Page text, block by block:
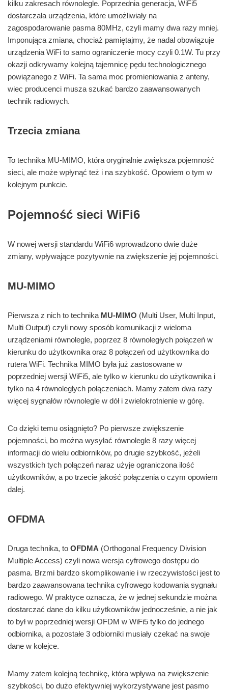
kilku zakresach równolegle. Poprzednia generacja, WiFi5
dostarczała urządzenia, które umożliwiały na
zagospodarowanie pasma 80MHz, czyli mamy dwa razy mniej.
Imponująca zmiana, chociaż pamiętajmy, że nadal obowiązuje
urządzenia WiFi to samo ograniczenie mocy czyli 0.1W. Tu przy
okazji odkrywamy kolejną tajemnicę pędu technologicznego
powiązanego z WiFi. Ta sama moc promieniowania z anteny,
wiec producenci musza szukać bardzo zaawansowanych
technik radiowych.
Trzecia zmiana
To technika MU-MIMO, która oryginalnie zwiększa pojemność
sieci, ale może wpłynąć też i na szybkość. Opowiem o tym w
kolejnym punkcie.
Pojemność sieci WiFi6
W nowej wersji standardu WiFi6 wprowadzono dwie duże
zmiany, wpływające pozytywnie na zwiększenie jej pojemności.
MU-MIMO
Pierwsza z nich to technika MU-MIMO (Multi User, Multi Input,
Multi Output) czyli nowy sposób komunikacji z wieloma
urządzeniami równolegle, poprzez 8 równoległych połączeń w
kierunku do użytkownika oraz 8 połączeń od użytkownika do
rutera WiFi. Technika MIMO była już zastosowane w
poprzedniej wersji WiFi5, ale tylko w kierunku do użytkownika i
tylko na 4 równoległych połączeniach. Mamy zatem dwa razy
więcej sygnałów równolegle w dół i zwielokrotnienie w górę.
Co dzięki temu osiągnięto? Po pierwsze zwiększenie
pojemności, bo można wysyłać równolegle 8 razy więcej
informacji do wielu odbiorników, po drugie szybkość, jeżeli
wszystkich tych połączeń naraz użyje ograniczona ilość
użytkowników, a po trzecie jakość połączenia o czym opowiem
dalej.
OFDMA
Druga technika, to OFDMA (Orthogonal Frequency Division
Multiple Access) czyli nowa wersja cyfrowego dostępu do
pasma. Brzmi bardzo skomplikowanie i w rzeczywistości jest to
bardzo zaawansowana technika cyfrowego kodowania sygnału
radiowego. W praktyce oznacza, że w jednej sekundzie można
dostarczać dane do kilku użytkowników jednocześnie, a nie jak
to był w poprzedniej wersji OFDM w WiFi5 tylko do jednego
odbiornika, a pozostałe 3 odbiorniki musiały czekać na swoje
dane w kolejce.
Mamy zatem kolejną technikę, która wpływa na zwiększenie
szybkości, bo dużo efektywniej wykorzystywane jest pasmo